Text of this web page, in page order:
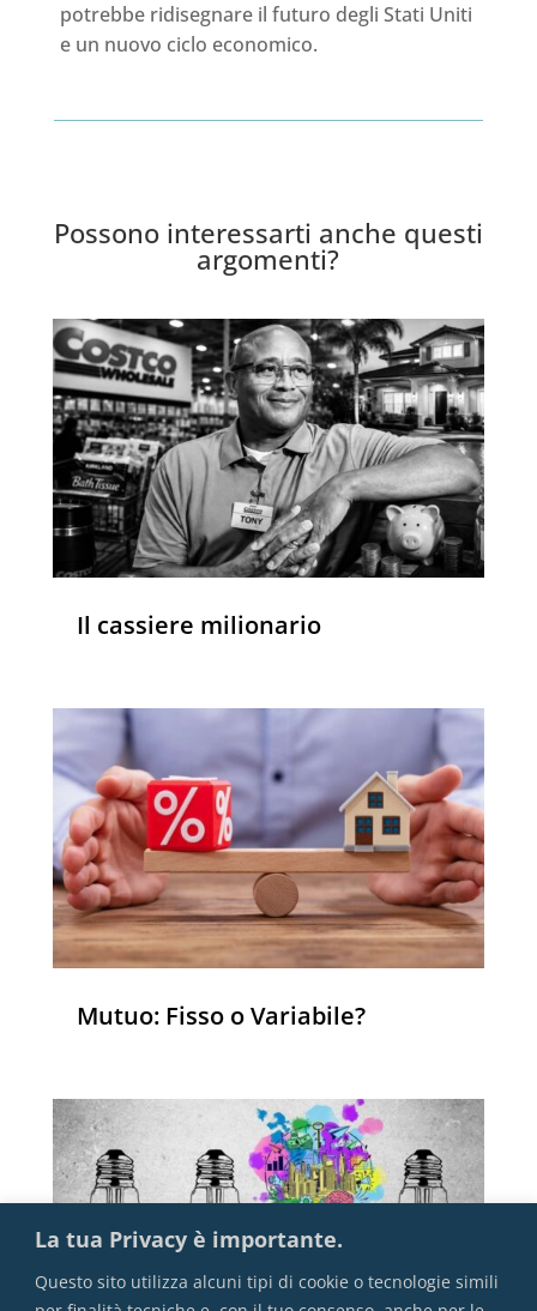
La tua Privacy è importante.
Questo sito utilizza alcuni tipi di cookie o tecnologie simili
potrebbe ridisegnare il futuro degli Stati Uniti
e un nuovo ciclo economico.
Possono interessarti anche questi
argomenti?
Il cassiere milionario
Mutuo: Fisso o Variabile?